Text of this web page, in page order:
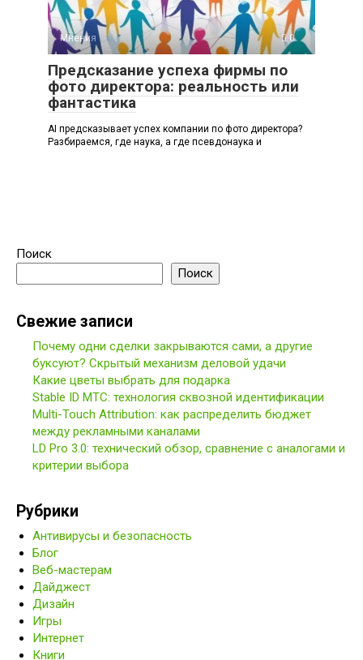
Мнения 0
Предсказание успеха фирмы по
фото директора: реальность или
фантастика
AI предсказывает успех компании по фото директора?
Разбираемся, где наука, а где псевдонаука и
Поиск
Поиск
Свежие записи
Почему одни сделки закрываются сами, а другие
буксуют? Скрытый механизм деловой удачи
Какие цветы выбрать для подарка
Stable ID МТС: технология сквозной идентификации
Multi-Touch Attribution: как распределить бюджет
между рекламными каналами
LD Pro 3.0: технический обзор, сравнение с аналогами и
критерии выбора
Рубрики
Антивирусы и безопасность
Блог
Веб-мастерам
Дайджест
Дизайн
Игры
Интернет
Книги